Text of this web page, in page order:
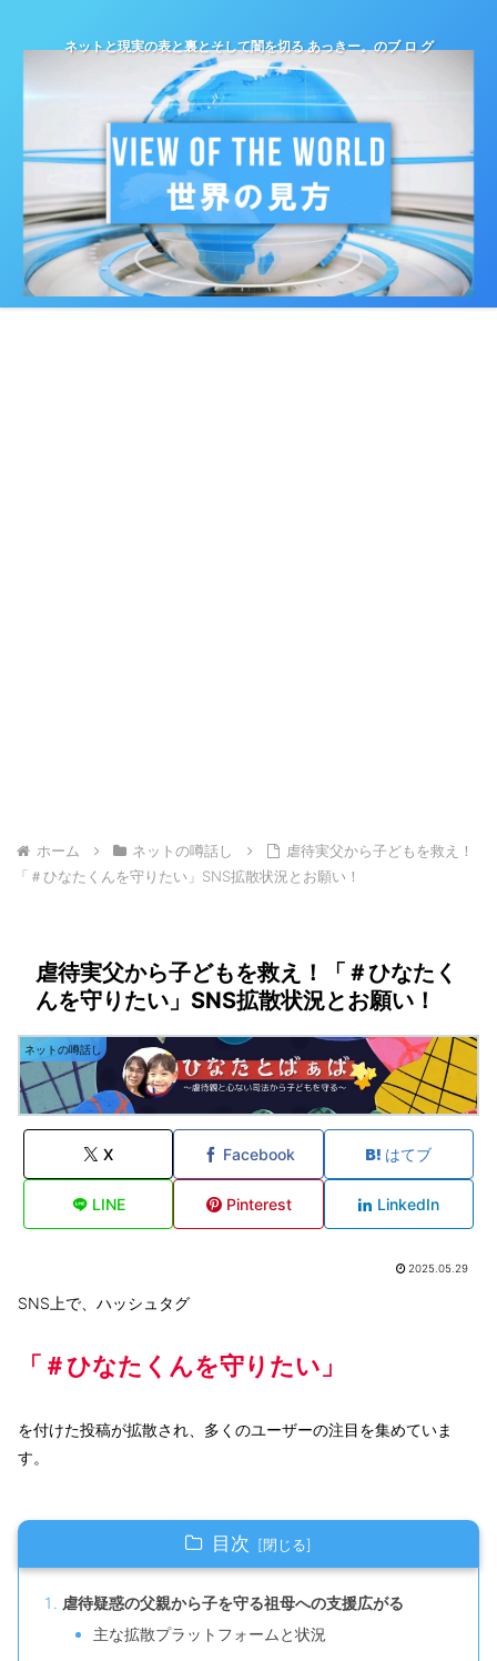
ネットと現実の表と裏とそして闇を切る あっきー。のブ ロ グ
ホーム ネットの噂話し
虐待実父から子どもを救え！
「＃ひなたくんを守りたい」SNS拡散状況とお願い！
虐待実父から子どもを救え！「＃ひなたく
んを守りたい」SNS拡散状況とお願い！
ネットの噂話し
X Facebook はてブ
LINE Pinterest LinkedIn
2025.05.29
SNS上で、ハッシュタグ
「＃ひなたくんを守りたい」
を付けた投稿が拡散され、多くのユーザーの注目を集めていま
す。
目次
虐待疑惑の父親から子を守る祖母への支援広がる
主な拡散プラットフォームと状況